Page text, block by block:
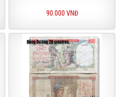
90.000 VNĐ